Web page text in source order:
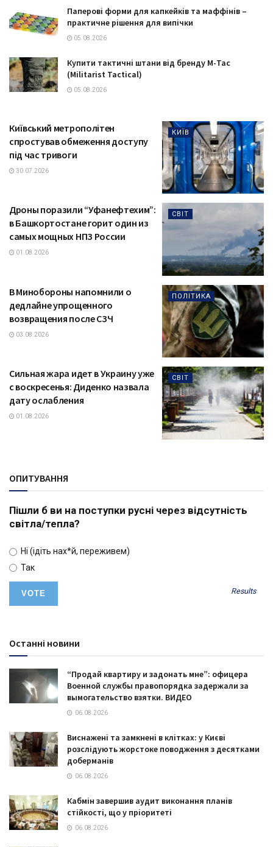
Паперові форми для капкейків та маффінів –
практичне рішення для випічки
05.08.2026
Купити тактичні штани від бренду М-Тас
(Militarist Tactical)
05.08.2026
КИЇВ
Київський метрополітен
спростував обмеження доступу
під час тривоги
30.07.2026
СВІТ
Дроны поразили “Уфанефтехим”:
в Башкортостане горит один из
самых мощных НПЗ России
01.08.2026
ПОЛІТИКА
В Минобороны напомнили о
дедлайне упрощенного
возвращения после СЗЧ
03.08.2026
СВІТ
Сильная жара идет в Украину уже
с воскресенья: Диденко назвала
дату ослабления
01.08.2026
ОПИТУВАННЯ
Пішли б ви на поступки русні через відсутність
світла/тепла?
Ні (ідіть нах*й, переживем)
Так
Results
Останні новини
“Продай квартиру и задонать мне”: офицера
Военной службы правопорядка задержали за
вымогательство взятки. ВИДЕО
06.08.2026
Виснажені та замкнені в клітках: у Києві
розслідують жорстоке поводження з десятками
доберманів
06.08.2026
Кабмін завершив аудит виконання планів
стійкості, що у пріоритеті
06.08.2026